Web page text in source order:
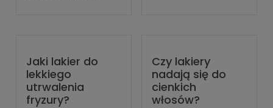
Jaki lakier do
lekkiego
utrwalenia
fryzury?
Czy lakiery
nadają się do
cienkich
włosów?